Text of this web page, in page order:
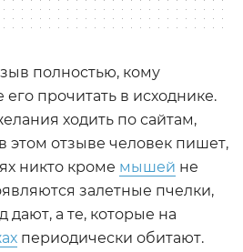
полностью, кому
прочитать в исходнике.
ходить по сайтам,
этом отзыве человек пишет,
никто кроме мышей не
залетные пчелки,
дают, а те, которые на
периодически обитают.